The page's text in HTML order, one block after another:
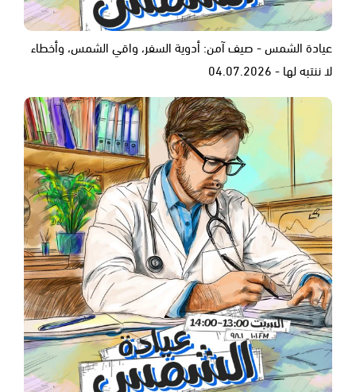
عيادة الشمس - صيف آمن: أدوية السفر، واقي الشمس، وأخطاء
لا ننتبه لها - 04.07.2026